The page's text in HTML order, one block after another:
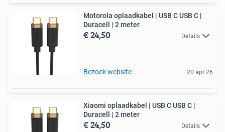
Motorola oplaadkabel | USB C USB C |
Duracell | 2 meter
€ 24,50 Details
Bezoek website 20 apr 26
Xiaomi oplaadkabel | USB C USB C |
Duracell | 2 meter
€ 24,50 Details